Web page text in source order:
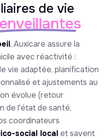
de vie
, Auxicare assure la
avec réactivité :
vie adaptée, planification
et ajustements au
évolue (retour
de l'état de santé,
coordinateurs
social local et savent